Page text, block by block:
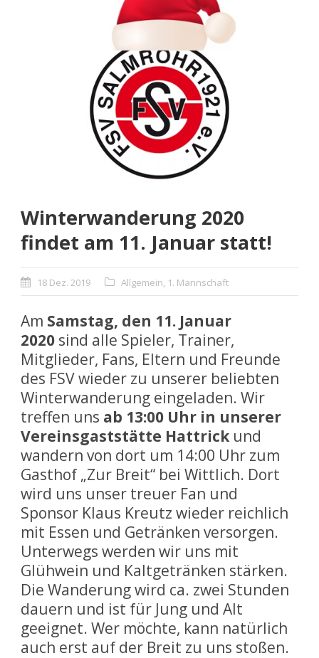
Winterwanderung 2020
findet am 11. Januar statt!
18 Dez. 2019 Allgemein, 1. Mannschaft
Am Samstag, den 11. Januar
2020 sind alle Spieler, Trainer,
Mitglieder, Fans, Eltern und Freunde
des FSV wieder zu unserer beliebten
Winterwanderung eingeladen. Wir
treffen uns ab 13:00 Uhr in unserer
Vereinsgaststätte Hattrickund
wandern von dort um 14:00 Uhr zum
Gasthof „Zur Breit“ bei Wittlich. Dort
wird uns unser treuer Fan und
Sponsor Klaus Kreutz wieder reichlich
mit Essen und Getränken versorgen.
Unterwegs werden wir uns mit
Glühwein und Kaltgetränken stärken.
Die Wanderung wird ca. zwei Stunden
dauern und ist für Jung und Alt
geeignet. Wer möchte, kann natürlich
auch erst auf der Breit zu uns stoßen.